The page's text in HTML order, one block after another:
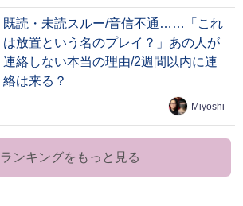
既読・未読スルー/音信不通……「これ
は放置という名のプレイ？」あの人が
連絡しない本当の理由/2週間以内に連
絡は来る？
Miyoshi
ランキングをもっと見る